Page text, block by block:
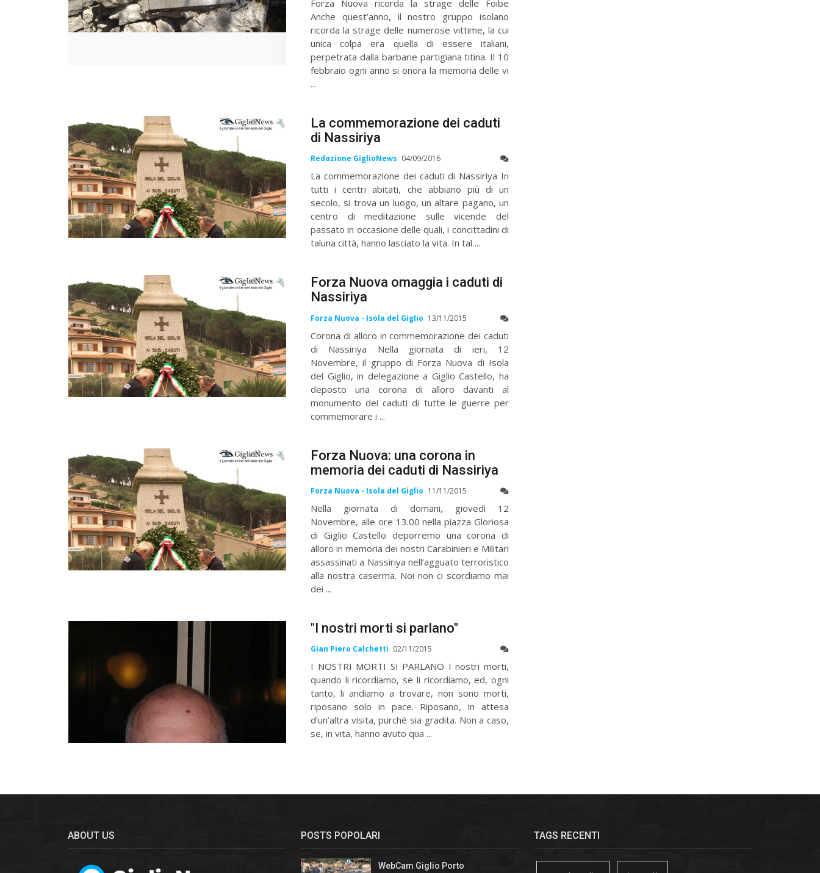
Forza Nuova ricorda la strage delle Foibe
Anche quest’anno, il nostro gruppo isolano
ricorda la strage delle numerose vittime, la cui
unica colpa era quella di essere italiani,
perpetrata dalla barbarie partigiana titina. Il 10
febbraio ogni anno si onora la memoria delle vi
...
La commemorazione dei caduti
di Nassiriya
Redazione GiglioNews 04/09/2016
La commemorazione dei caduti di Nassiriya In
tutti i centri abitati, che abbiano più di un
secolo, si trova un luogo, un altare pagano, un
centro di meditazione sulle vicende del
passato in occasione delle quali, i concittadini di
taluna città, hanno lasciato la vita. In tal ...
Forza Nuova omaggia i caduti di
Nassiriya
Forza Nuova - Isola del Giglio 13/11/2015
Corona di alloro in commemorazione dei caduti
di Nassiriya Nella giornata di ieri, 12
Novembre, il gruppo di Forza Nuova di Isola
del Giglio, in delegazione a Giglio Castello, ha
deposto una corona di alloro davanti al
monumento dei caduti di tutte le guerre per
commemorare i ...
Forza Nuova: una corona in
memoria dei caduti di Nassiriya
Forza Nuova - Isola del Giglio 11/11/2015
Nella giornata di domani, giovedì 12
Novembre, alle ore 13.00 nella piazza Gloriosa
di Giglio Castello deporremo una corona di
alloro in memoria dei nostri Carabinieri e Militari
assassinati a Nassiriya nell’agguato terroristico
alla nostra caserma. Noi non ci scordiamo mai
dei ...
"I nostri morti si parlano"
Gian Piero Calchetti 02/11/2015
I NOSTRI MORTI SI PARLANO I nostri morti,
quando li ricordiamo, se li ricordiamo, ed, ogni
tanto, li andiamo a trovare, non sono morti,
riposano solo in pace. Riposano, in attesa
d’un’altra visita, purché sia gradita. Non a caso,
se, in vita, hanno avuto qua ...
ABOUT US POSTS POPOLARI
WebCam Giglio Porto
TAGS RECENTI